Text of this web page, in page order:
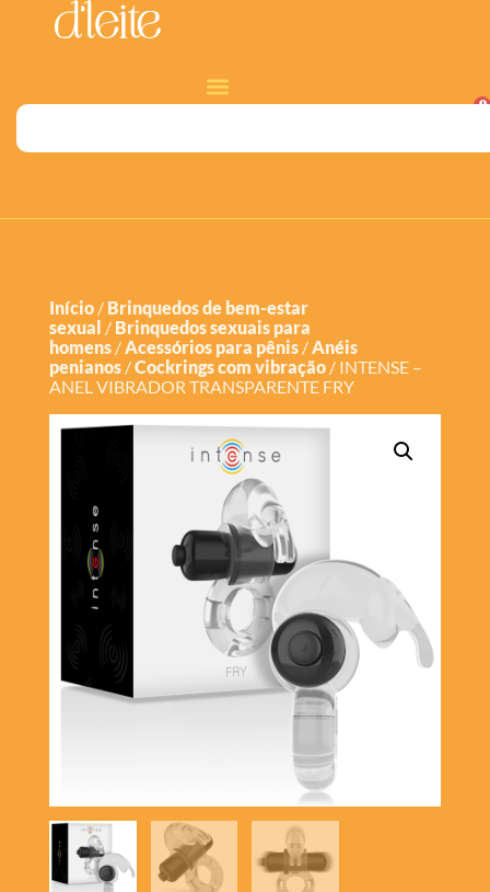
0
Início/ Brinquedos de bem-estar
sexual / Brinquedos sexuais para
homens/ Acessórios para pênis/ Anéis
penianos/Cockrings com vibração/ INTENSE –
ANEL VIBRADOR TRANSPARENTE FRY